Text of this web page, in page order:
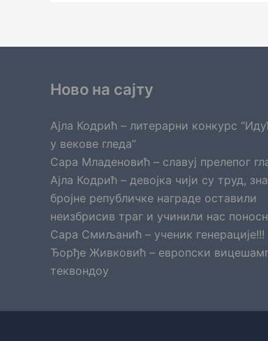
Ново на сајту
Ајла Кодрић – литерарни конкурс
у векове гледа”
Сара Младеновић – славуј прелепог
Ајла Кодрић – девојка чији су труд,
бројне републичке награде оставили
неизбрисив траг и учинили нас
Сара Смиљанић – ученик генерације!!!
Ђорђе Живковић – европски
теквондоу